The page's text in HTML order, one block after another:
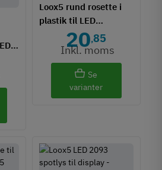
Loox5 rund rosette i
plastik til LED
2040/3008 - Ø40 mm
20,85
Inkl. moms
Se
varianter